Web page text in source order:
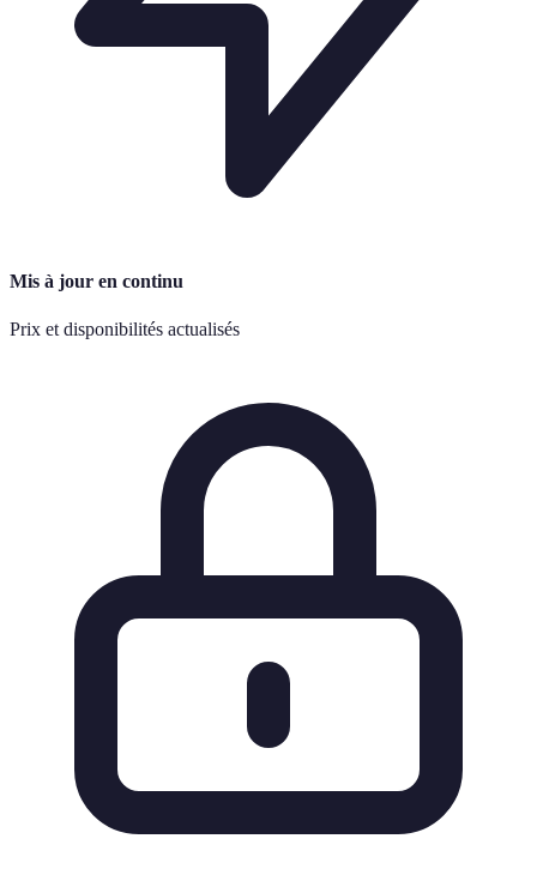
Mis à jour en continu
Prix et disponibilités actualisés